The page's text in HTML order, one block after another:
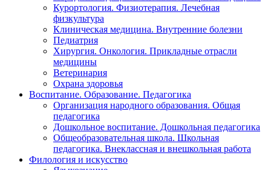
Курортология. Физиотерапия. Лечебная
физкультура
Клиническая медицина. Внутренние болезни
Педиатрия
Хирургия. Онкология. Прикладные отрасли
медицины
Ветеринария
Охрана здоровья
Воспитание. Образование. Педагогика
Организация народного образования. Общая
педагогика
Дошкольное воспитание. Дошкольная педагогика
Общеобразовательная школа. Школьная
педагогика. Внеклассная и внешкольная работа
Филология и искусство